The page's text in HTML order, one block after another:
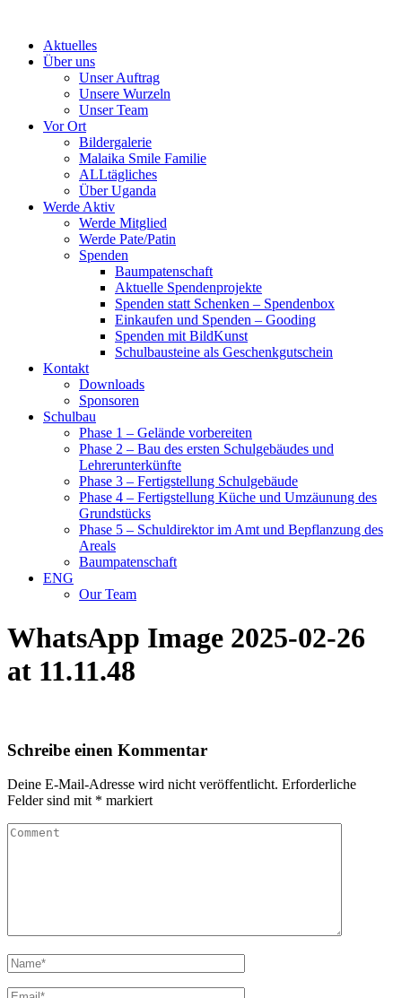
contentAktuelles
Über uns
Unser Auftrag
Unsere Wurzeln
Unser Team
Vor Ort
Bildergalerie
Malaika Smile Familie
ALLtägliches
Über Uganda
Werde Aktiv
Werde Mitglied
Werde Pate/Patin
Spenden
Baumpatenschaft
Aktuelle Spendenprojekte
Spenden statt Schenken – Spendenbox
Einkaufen und Spenden – Gooding
Spenden mit BildKunst
Schulbausteine als Geschenkgutschein
Kontakt
Downloads
Sponsoren
Schulbau
Phase 1 – Gelände vorbereiten
Phase 2 – Bau des ersten Schulgebäudes und
Lehrerunterkünfte
Phase 3 – Fertigstellung Schulgebäude
Phase 4 – Fertigstellung Küche und Umzäunung des
Grundstücks
Phase 5 – Schuldirektor im Amt und Bepflanzung des
Areals
Baumpatenschaft
ENG
Our Team
WhatsApp Image 2025-02-26
at 11.11.48
Schreibe einen Kommentar
Deine E-Mail-Adresse wird nicht veröffentlicht. Erforderliche
Felder sind mit * markiert